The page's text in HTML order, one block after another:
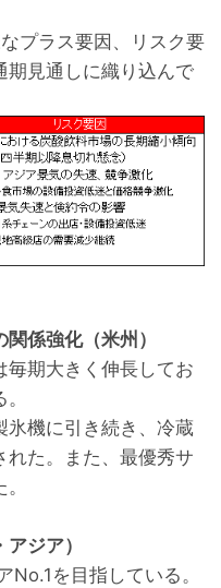
プラス要因、リスク要
期見通しに織り込んで
係強化（米州）
毎期大きく伸長してお
氷機に引き続き、冷蔵
れた。また、最優秀サ
ジア）
No.1を目指している。